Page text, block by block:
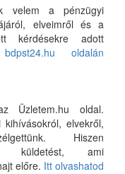
velem a pénzügyi
elveimről és a
kérdésekre adott
bdpst24.hu oldalán
Üzletem.hu oldal.
kihívásokról, elvekről,
Hiszen
küldetést, ami
előre. Itt olvashatod